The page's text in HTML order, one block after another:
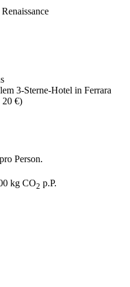
3-Sterne-Hotel in Ferrara
20 €)
pro Person.
kg CO2 p.P.